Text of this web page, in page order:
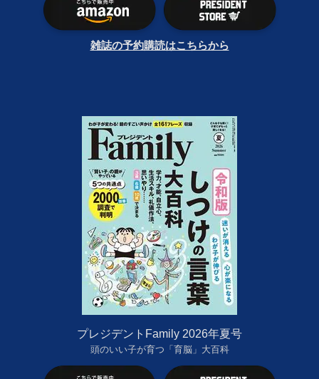
雑誌の予約購読はこちらから
プレジデントFamily 2026年夏号
頭のいい子が育つ「育脳」大百科